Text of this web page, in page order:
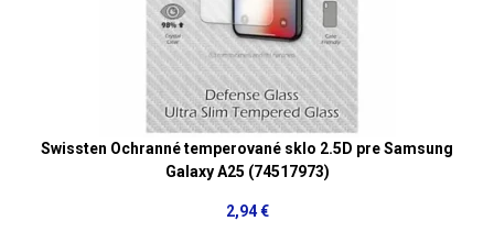
Swissten Ochranné temperované sklo 2.5D pre Samsung
Galaxy A25 (74517973)
2,94 €